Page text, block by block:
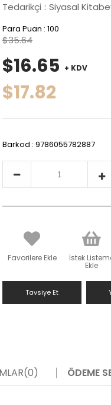
Tedarikçi : Siyasal
Para Puan : 100
$35.64
$16.65 + KDV
$17.82
Barkod : 9786055782887
Favorilere Ekle İstek
Ekle
Tavsiye Et
(0) ÖDEME